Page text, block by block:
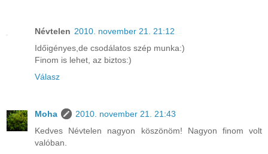
Névtelen 2010. november 21. 21:12
Időigényes,de csodálatos szép munka:)
Finom is lehet, az biztos:)
Válasz
Moha
2010. november 21. 21:43
Kedves Névtelen nagyon köszönöm! Nagyon finom volt
valóban.